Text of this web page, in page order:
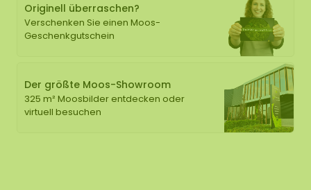
Originell überraschen?
Verschenken Sie einen Moos-
Geschenkgutschein
Der größte Moos-Showroom
325 m² Moosbilder entdecken oder
virtuell besuchen